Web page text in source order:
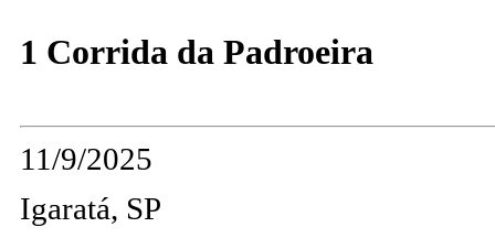
1 Corrida da Padroeira
11/9/2025
Igaratá, SP